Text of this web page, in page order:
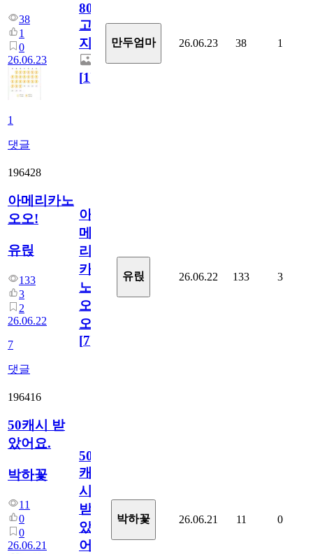
38
1
0
26.06.23
1
댓글
800
고
지.
[1]
만두엄마 26.06.23 38 1
196428
아메리카노
오오!
유릱
133
3
2
26.06.22
7
댓글
아
메
리
카
노
오
오!
[7]
유릱 26.06.22 133 3
196416
50캐시 받
았어요.
박하꽃
11
0
0
26.06.21
50
캐
시
받
았
어
박하꽃 26.06.21 11 0